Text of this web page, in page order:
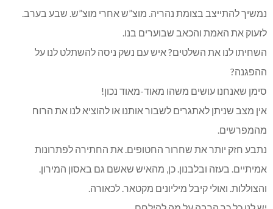
נמשיך להתייצב בצומת נהריה. מוצ”ש אחרי מוצ”ש. שבע בערב.
לזעוק את האמת והכאב שבוערים בנו.
השחיתו לנו את השלטים? איש עם נשק ניסה להשתלט לנו על
ההפגנה?
סימן שאנחנו עושים משהו מאוד-מאוד נכון!
אין מצב שניתן לאתגרים לשבור אותנו או להוציא לנו את הרוח
מהמפרשים.
נתבע חזק יותר את שחרור החטופים. את החתירה לפתרונות
אמיתיים. בעזה ובלבנון. כן, מהאיש שאשם גם באסון המירון.
והצוללות. ואולי קיבל מיליונים מקטאר. לכאורה.